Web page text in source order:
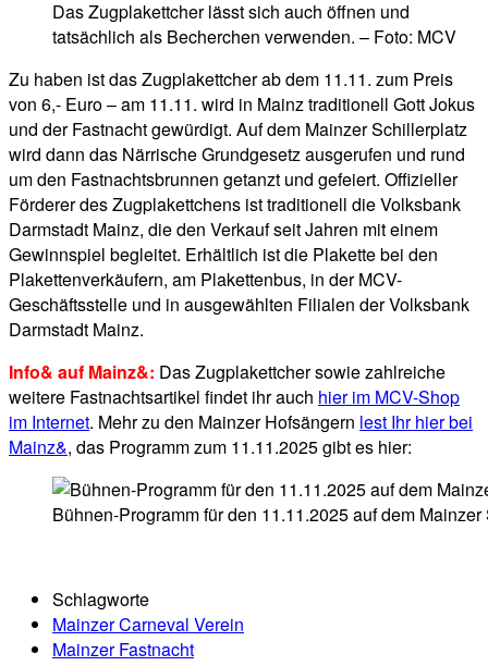
Das Zugplakettcher lässt sich auch öffnen und
tatsächlich als Becherchen verwenden. – Foto: MCV
Zu haben ist das Zugplakettcher ab dem 11.11. zum Preis
von 6,- Euro – am 11.11. wird in Mainz traditionell Gott Jokus
und der Fastnacht gewürdigt. Auf dem Mainzer Schillerplatz
wird dann das Närrische Grundgesetz ausgerufen und rund
um den Fastnachtsbrunnen getanzt und gefeiert. Offizieller
Förderer des Zugplakettchens ist traditionell die Volksbank
Darmstadt Mainz, die den Verkauf seit Jahren mit einem
Gewinnspiel begleitet. Erhältlich ist die Plakette bei den
Plakettenverkäufern, am Plakettenbus, in der MCV-
Geschäftsstelle und in ausgewählten Filialen der Volksbank
Darmstadt Mainz.
Info& auf Mainz&: Das Zugplakettcher sowie zahlreiche
weitere Fastnachtsartikel findet ihr auch hier im MCV-Shop
im Internet. Mehr zu den Mainzer Hofsängern lest Ihr hier bei
Mainz&, das Programm zum 11.11.2025 gibt es hier:
Bühnen-Programm für den 11.11.2025 auf dem
Schlagworte
Mainzer Carneval Verein
Mainzer Fastnacht